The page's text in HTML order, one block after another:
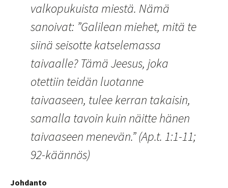
valkopukuista miestä. Nämä
sanoivat: ”Galilean miehet, mitä te
siinä seisotte katselemassa
taivaalle? Tämä Jeesus, joka
otettiin teidän luotanne
taivaaseen, tulee kerran takaisin,
samalla tavoin kuin näitte hänen
taivaaseen menevän.” (Ap.t. 1:1-11;
92-käännös)
Johdanto